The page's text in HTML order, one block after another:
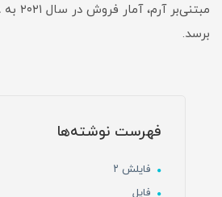
برسد.
فهرست نوشته‌ها
فایلش ۲
فایل